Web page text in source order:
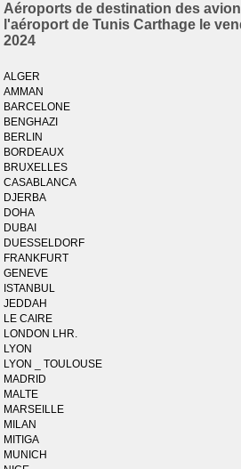
Aéroports de destination des
l'aéroport de Tunis Carthage le
2024
ALGER
AMMAN
BARCELONE
BENGHAZI
BERLIN
BORDEAUX
BRUXELLES
CASABLANCA
DJERBA
DOHA
DUBAI
DUESSELDORF
FRANKFURT
GENEVE
ISTANBUL
JEDDAH
LE CAIRE
LONDON LHR.
LYON
LYON _ TOULOUSE
MADRID
MALTE
MARSEILLE
MILAN
MITIGA
MUNICH